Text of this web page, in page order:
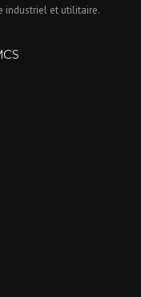
industriel et utilitaire.